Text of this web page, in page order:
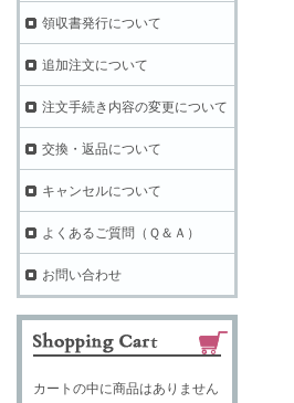
領収書発行について
追加注文について
注文手続き内容の変更について
交換・返品について
キャンセルについて
よくあるご質問（Ｑ＆Ａ）
お問い合わせ
カートの中に商品はありません